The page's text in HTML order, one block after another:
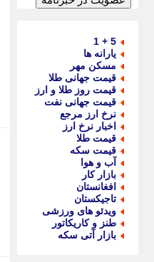
5 + 1
یارانه ها
مسکن مهر
قیمت جهانی طلا
قیمت روز طلا و ارز
قیمت جهانی نفت
نرخ ارز مرجع
اخبار نرخ ارز
قیمت طلا
قیمت سکه
آب و هوا
بازار کار
افغانستان
تاجیکستان
ویدئو های ورزشی
طنز و کاریکاتور
بازار آتی سکه